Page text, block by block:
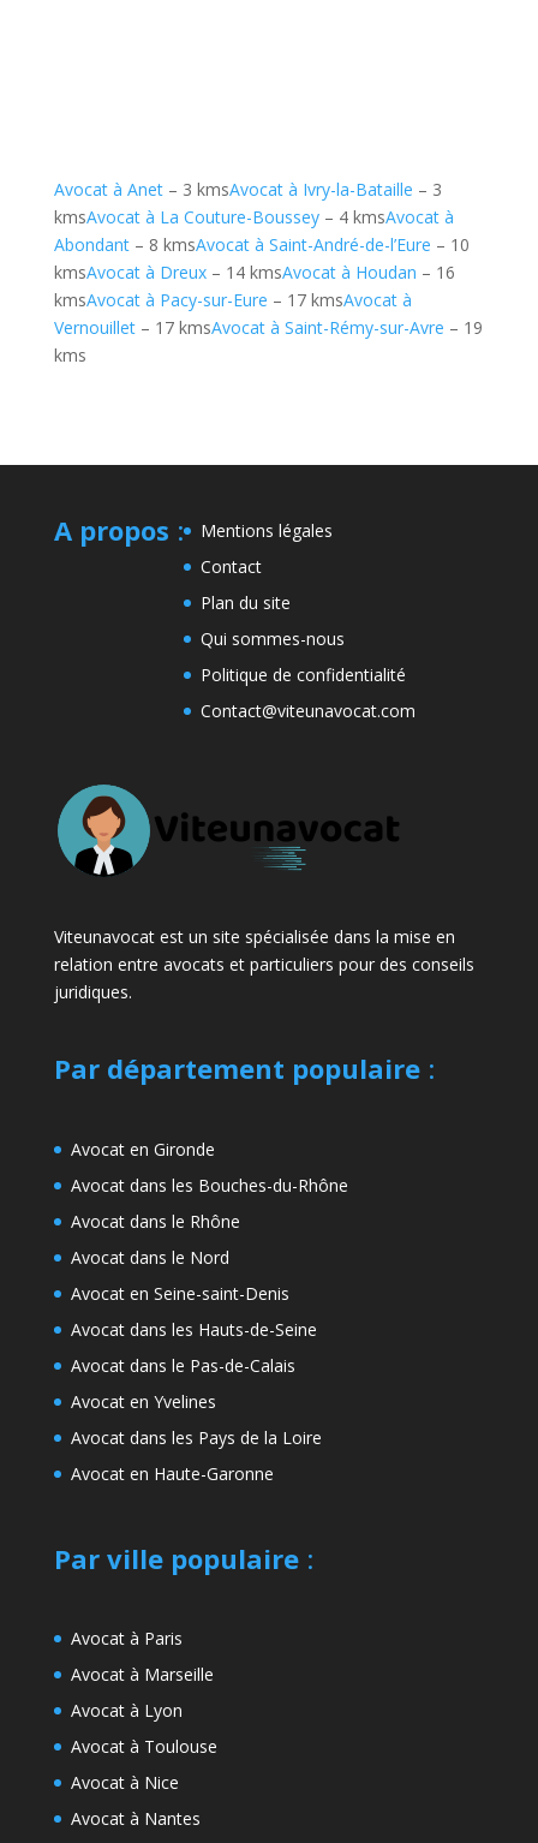
Avocat à Anet– 3 kmsAvocat à Ivry-la-Bataille – 3
kmsAvocat à La Couture-Boussey– 4 kmsAvocat à
Abondant– 8 kmsAvocat à Saint-André-de-l’Eure – 10
kmsAvocat à Dreux– 14 kmsAvocat à Houdan – 16
kmsAvocat à Pacy-sur-Eure – 17 kmsAvocat à
Vernouillet– 17 kmsAvocat à Saint-Rémy-sur-Avre – 19
kms
A propos :
Mentions légales
Contact
Plan du site
Qui sommes-nous
Politique de confidentialité
Contact@viteunavocat.com
Viteunavocat est un site spécialisée dans la mise en
relation entre avocats et particuliers pour des conseils
juridiques.
Par département populaire:
Avocat en Gironde
Avocat dans les Bouches-du-Rhône
Avocat dans le Rhône
Avocat dans le Nord
Avocat en Seine-saint-Denis
Avocat dans les Hauts-de-Seine
Avocat dans le Pas-de-Calais
Avocat en Yvelines
Avocat dans les Pays de la Loire
Avocat en Haute-Garonne
Par ville populaire:
Avocat à Paris
Avocat à Marseille
Avocat à Lyon
Avocat à Toulouse
Avocat à Nice
Avocat à Nantes